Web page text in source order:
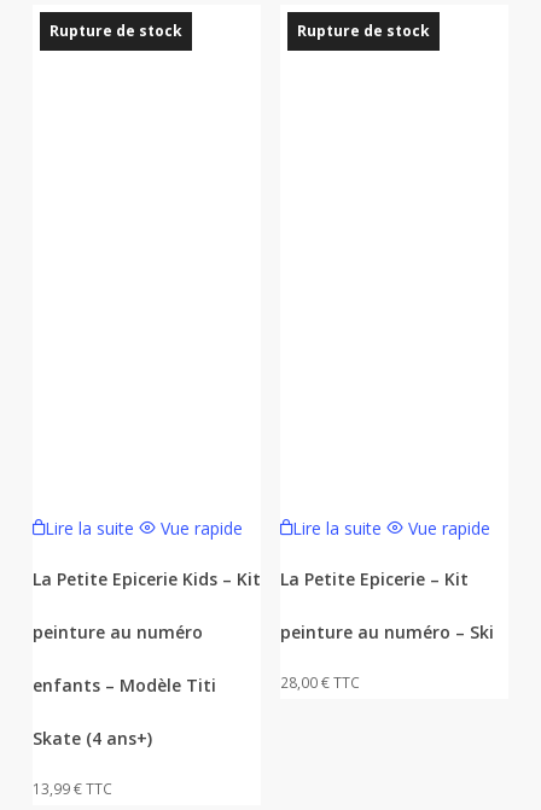
Rupture de stock
Lire la suite Vue rapide
La Petite Epicerie Kids – Kit
peinture au numéro
enfants – Modèle Titi
Skate (4 ans+)
13,99€TTC
Rupture de stock
Lire la suite Vue rapide
La Petite Epicerie – Kit
peinture au numéro – Ski
28,00€TTC